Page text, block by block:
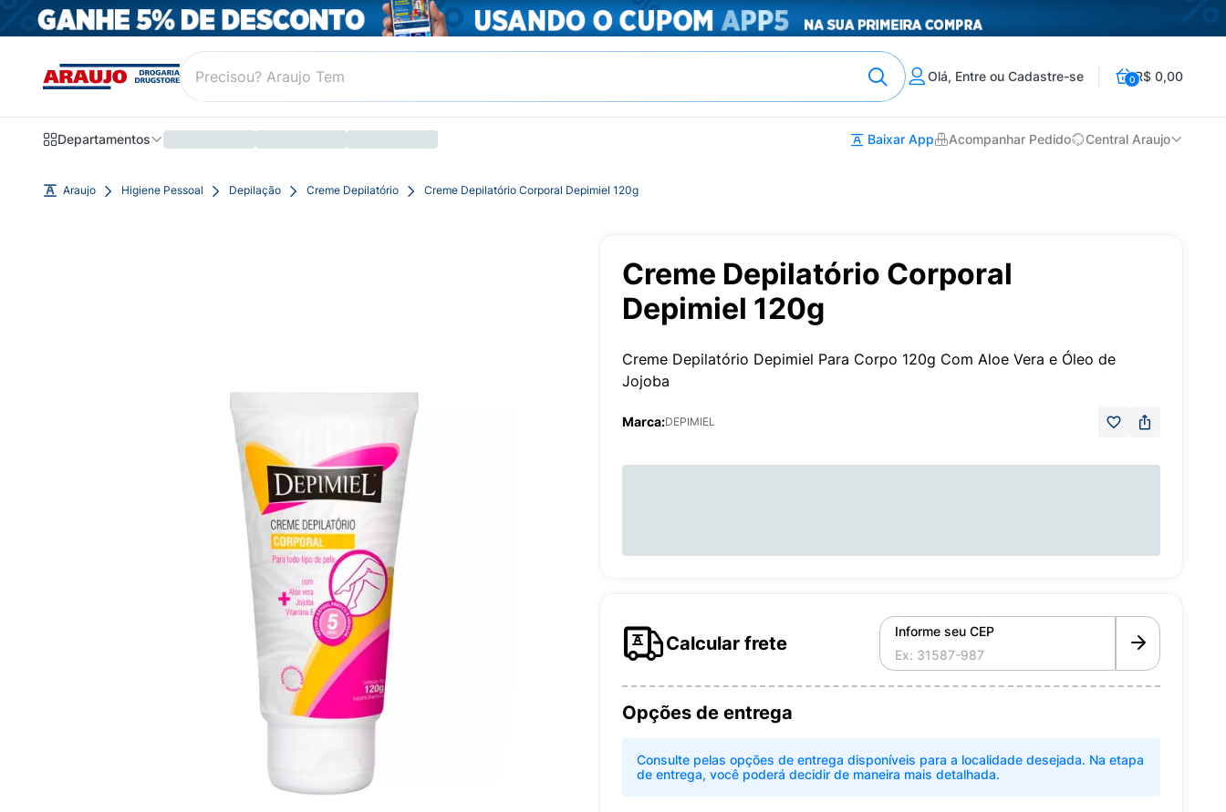
Olá, Entre ou Cadastre-se 0R$ 0,00
Departamentos Baixar App Acompanhar Pedido Central Araujo
Araujo Higiene Pessoal Depilação Creme Depilatório Creme Depilatório Corporal Depimiel 120g
Creme Depilatório Corporal
Depimiel 120g
Creme Depilatório Depimiel Para Corpo 120g Com Aloe Vera e Óleo de
Jojoba
Marca:DEPIMIEL
Calcular frete
Informe seu CEP
Opções de entrega
Consulte pelas opções de entrega disponíveis para a localidade desejada. Na etapa
de entrega, você poderá decidir de maneira mais detalhada.